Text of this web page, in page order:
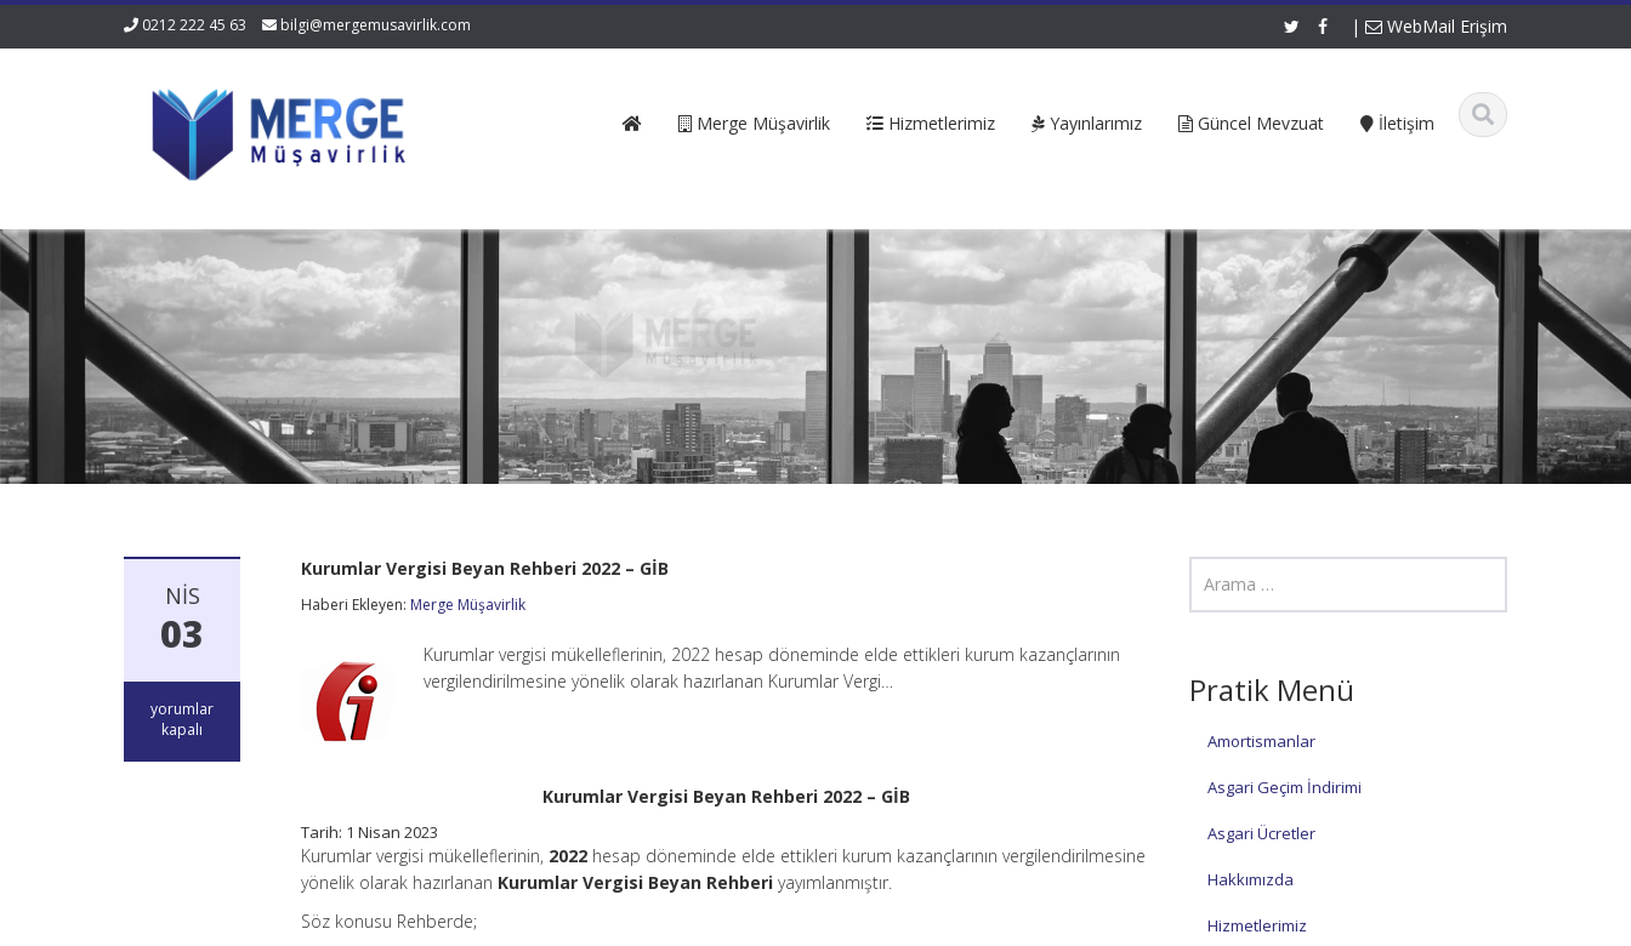
0212 222 45 63 bilgi@mergemusavirlik.com | WebMail Erişim
Merge Müşavirlik Hizmetlerimiz Yayınlarımız Güncel Mevzuat İletişim
NIS
03
Kurumlar
Vergisi
yorumlar
kapalı
Kurumlar Vergisi Beyan Rehberi 2022 – GİB
Haberi Ekleyen: Merge Müşavirlik
Kurumlar vergisi mükelleflerinin, 2022 hesap döneminde elde ettikleri kurum kazançlarının
vergilendirilmesine yönelik olarak hazırlanan Kurumlar Vergi…
Kurumlar Vergisi Beyan Rehberi 2022 – GİB
Tarih: 1 Nisan 2023
Kurumlar vergisi mükelleflerinin, 2022 hesap döneminde elde ettikleri kurum kazançlarının vergilendirilmesine
yönelik olarak hazırlanan Kurumlar Vergisi Beyan Rehberi yayımlanmıştır.
Söz konusu Rehberde;
Pratik Menü
Amortismanlar
Asgari Geçim İndirimi
Asgari Ücretler
Hakkımızda
Hizmetlerimiz